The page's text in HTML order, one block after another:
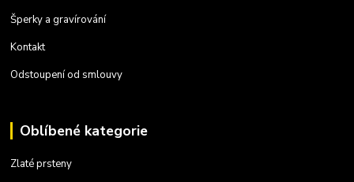
Šperky a gravírování
Kontakt
Odstoupení od smlouvy
Oblíbené kategorie
Zlaté prsteny